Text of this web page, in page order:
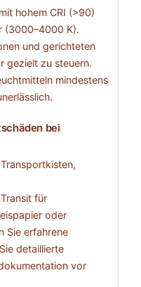
hohem CRI (>90)
(3000–4000 K).
und gerichteten
gezielt zu steuern.
mindestens
bei
für
oder
Sie erfahrene
detaillierte
vor